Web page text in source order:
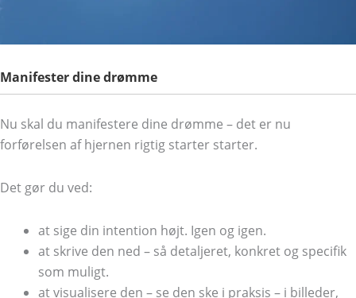
Manifester dine drømme
Nu skal du manifestere dine drømme – det er nu
forførelsen af hjernen rigtig starter starter.
Det gør du ved:
at sige din intention højt. Igen og igen.
at skrive den ned – så detaljeret, konkret og specifik
som muligt.
at visualisere den – se den ske i praksis – i billeder,